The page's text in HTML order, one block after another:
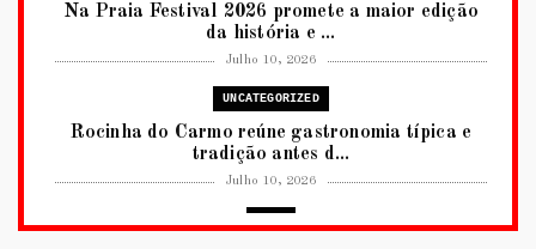
Na Praia Festival 2026 promete a maior edição
da história e ...
Julho 10, 2026
UNCATEGORIZED
Rocinha do Carmo reúne gastronomia típica e
tradição antes d...
Julho 10, 2026